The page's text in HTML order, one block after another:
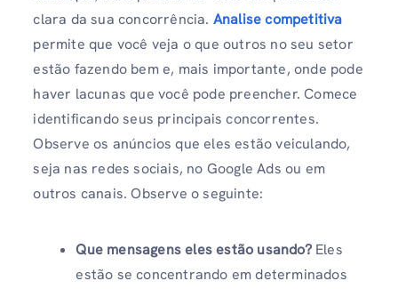
clara da sua concorrência. Analise competitiva
permite que você veja o que outros no seu setor
estão fazendo bem e, mais importante, onde pode
haver lacunas que você pode preencher. Comece
identificando seus principais concorrentes.
Observe os anúncios que eles estão veiculando,
seja nas redes sociais, no Google Ads ou em
outros canais. Observe o seguinte:
Que mensagens eles estão usando?Eles
estão se concentrando em determinados